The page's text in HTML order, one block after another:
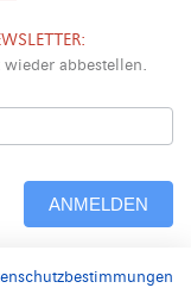
abbestellen.
ANMELDEN